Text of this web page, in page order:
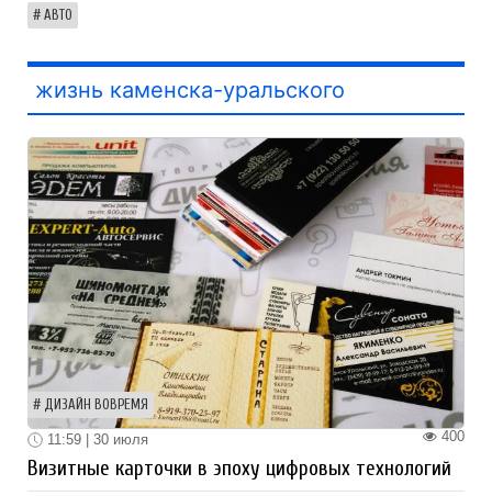
АВТО
жизнь каменска-уральского
ДИЗАЙН ВОВРЕМЯ
400
11:59 | 30 июля
Визитные карточки в эпоху цифровых технологий